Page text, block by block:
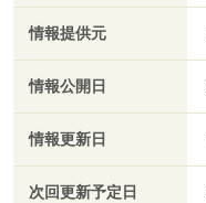
情報提供元
情報公開日
情報更新日
次回更新予定日